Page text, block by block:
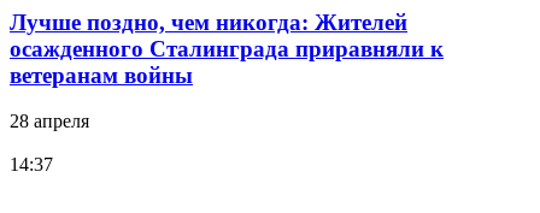
Лучше поздно, чем никогда: Жителей
осажденного Сталинграда приравняли к
ветеранам войны
28 апреля
14:37